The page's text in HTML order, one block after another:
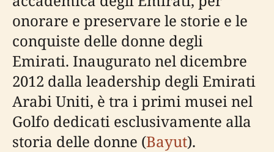
onorare e preservare le storie e le
conquiste delle donne degli
Emirati. Inaugurato nel dicembre
2012 dalla leadership degli Emirati
Arabi Uniti, è tra i primi musei nel
Golfo dedicati esclusivamente alla
storia delle donne (Bayut).